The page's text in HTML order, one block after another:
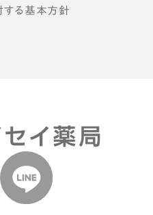
する基本方針